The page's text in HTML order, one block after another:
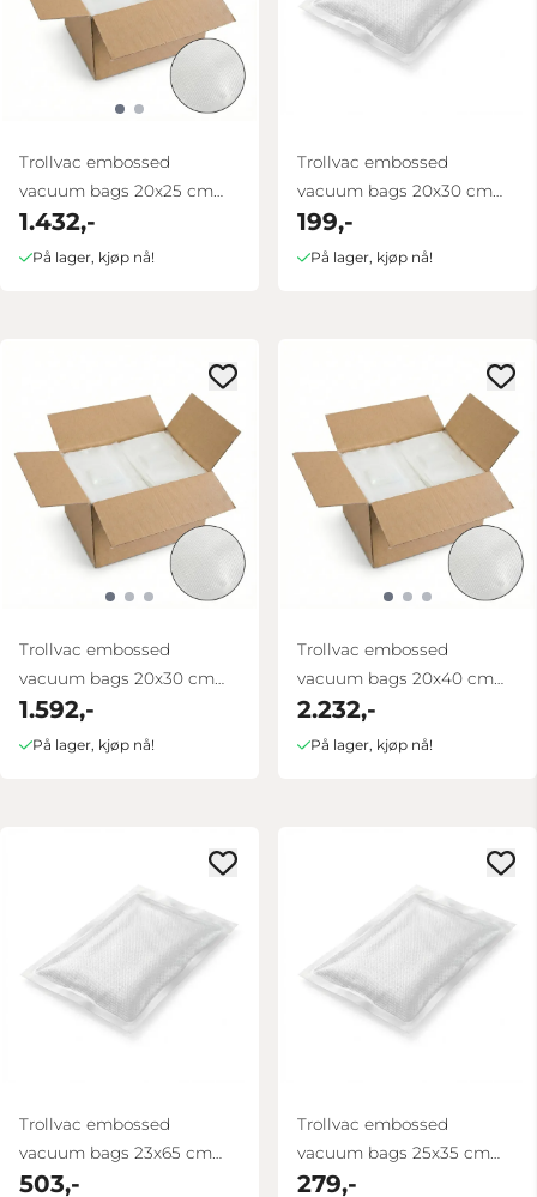
Trollvac embossed
vacuum bags 20x25 cm
box 1000 pcs
1.432,-
På lager, kjøp nå!
Trollvac embossed
vacuum bags 20x30 cm
100 pcs
199,-
På lager, kjøp nå!
Trollvac embossed
vacuum bags 20x30 cm
box 1000 pcs
1.592,-
På lager, kjøp nå!
Trollvac embossed
vacuum bags 20x40 cm
1000 pcs
2.232,-
På lager, kjøp nå!
Trollvac embossed
vacuum bags 23x65 cm
100 pcs
503,-
Trollvac embossed
vacuum bags 25x35 cm
100 pcs
279,-